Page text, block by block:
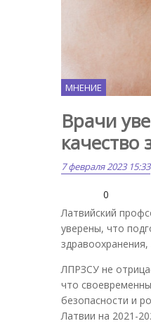
МНЕНИЕ
Врачи
качество
7 февраля 2023 15:33
0
Латвийский
уверены, что
здравоохранения,
ЛПРЗСУ не
что
безопасности и
Латвии на 2021-